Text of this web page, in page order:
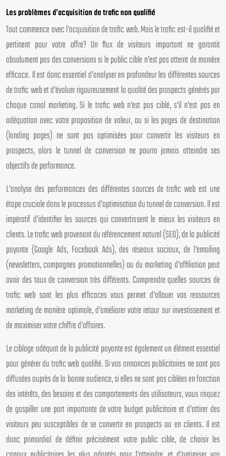
Les problèmes d’acquisition de trafic non qualifié
Tout commence avec l’acquisition de trafic web. Mais le trafic est-il qualifié et
pertinent pour votre offre? Un flux de visiteurs important ne garantit
absolument pas des conversions si le public cible n’est pas atteint de manière
efficace. Il est donc essentiel d’analyser en profondeur les différentes sources
de trafic web et d’évaluer rigoureusement la qualité des prospects générés par
chaque canal marketing. Si le trafic web n’est pas ciblé, s’il n’est pas en
adéquation avec votre proposition de valeur, ou si les pages de destination
(landing pages) ne sont pas optimisées pour convertir les visiteurs en
prospects, alors le tunnel de conversion ne pourra jamais atteindre ses
objectifs de performance.
L’analyse des performances des différentes sources de trafic web est une
étape cruciale dans le processus d’optimisation du tunnel de conversion. Il est
impératif d’identifier les sources qui convertissent le mieux les visiteurs en
clients. Le trafic web provenant du référencement naturel (SEO), de la publicité
payante (Google Ads, Facebook Ads), des réseaux sociaux, de l’emailing
(newsletters, campagnes promotionnelles) ou du marketing d’affiliation peut
avoir des taux de conversion très différents. Comprendre quelles sources de
trafic web sont les plus efficaces vous permet d’allouer vos ressources
marketing de manière optimale, d’améliorer votre retour sur investissement et
de maximiser votre chiffre d’affaires.
Le ciblage adéquat de la publicité payante est également un élément essentiel
pour générer du trafic web qualifié. Si vos annonces publicitaires ne sont pas
diffusées auprès de la bonne audience, si elles ne sont pas ciblées en fonction
des intérêts, des besoins et des comportements des utilisateurs, vous risquez
de gaspiller une part importante de votre budget publicitaire et d’attirer des
visiteurs peu susceptibles de se convertir en prospects ou en clients. Il est
donc primordial de définir précisément votre public cible, de choisir les